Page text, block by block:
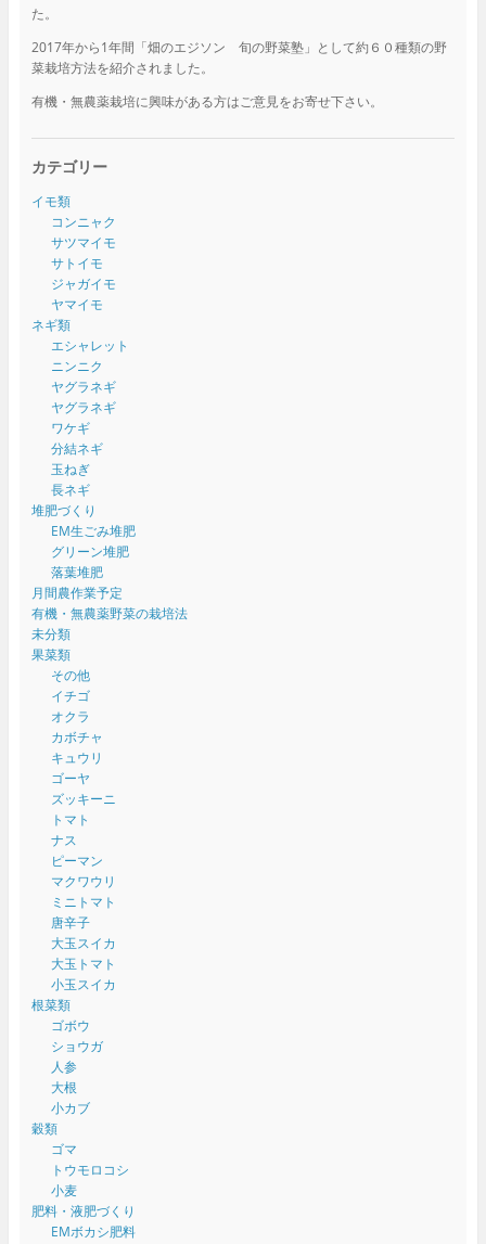
た。
2017年から1年間「畑のエジソン 旬の野菜塾」として約６０種類の野
菜栽培方法を紹介されました。
有機・無農薬栽培に興味がある方はご意見をお寄せ下さい。
カテゴリー
イモ類
コンニャク
サツマイモ
サトイモ
ジャガイモ
ヤマイモ
ネギ類
エシャレット
ニンニク
ヤグラネギ
ヤグラネギ
ワケギ
分結ネギ
玉ねぎ
長ネギ
堆肥づくり
EM生ごみ堆肥
グリーン堆肥
落葉堆肥
月間農作業予定
有機・無農薬野菜の栽培法
未分類
果菜類
その他
イチゴ
オクラ
カボチャ
キュウリ
ゴーヤ
ズッキーニ
トマト
ナス
ピーマン
マクワウリ
ミニトマト
唐辛子
大玉スイカ
大玉トマト
小玉スイカ
根菜類
ゴボウ
ショウガ
人参
大根
小カブ
穀類
ゴマ
トウモロコシ
小麦
肥料・液肥づくり
EMボカシ肥料